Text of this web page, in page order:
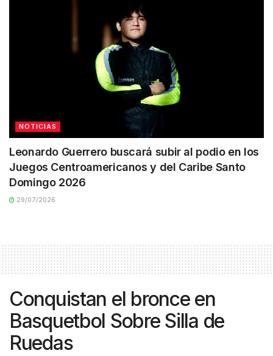
NOTICIAS
Leonardo Guerrero buscará subir al podio en los
Juegos Centroamericanos y del Caribe Santo
Domingo 2026
29/07/2026
Conquistan el bronce en
Basquetbol Sobre Silla de
Ruedas